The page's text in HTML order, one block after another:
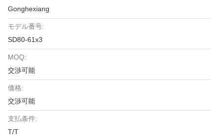
Gonghexiang
モデル番号:
SD80-61x3
MOQ:
交渉可能
価格:
交渉可能
支払条件:
T/T